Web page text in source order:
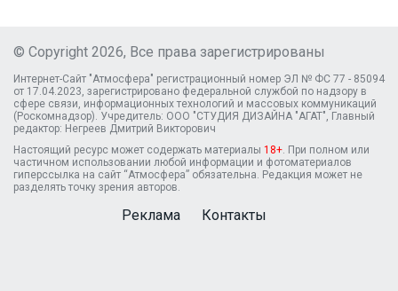
© Copyright 2026, Все права зарегистрированы
Интернет-Сайт "Атмосфера" регистрационный номер ЭЛ № ФС 77 - 85094
от 17.04.2023, зарегистрировано федеральной службой по надзору в
сфере связи, информационных технологий и массовых коммуникаций
(Роскомнадзор). Учредитель: ООО "СТУДИЯ ДИЗАЙНА "АГАТ", Главный
редактор: Негреев Дмитрий Викторович
Настоящий ресурс может содержать материалы 18+. При полном или
частичном использовании любой информации и фотоматериалов
гиперссылка на сайт “Атмосфера” обязательна. Редакция может не
разделять точку зрения авторов.
Реклама Контакты